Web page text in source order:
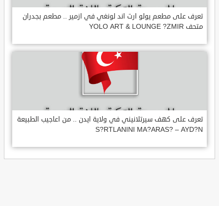
تعرف على مطعم يولو ارت اند لونغي في ازمير .. مطعم بجدران
متحف YOLO ART & LOUNGE ?ZMIR
تعرف على كهف سيرتلانيني في ولاية ايدن .. من اعاجيب الطبيعة
S?RTLANINI MA?ARAS? – AYD?N